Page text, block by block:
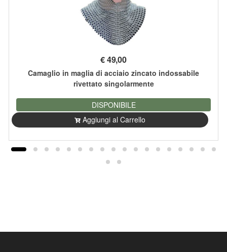
€49,00
Camaglio in maglia di acciaio zincato indossabile
rivettato singolarmente
DISPONIBILE
Aggiungi al Carrello